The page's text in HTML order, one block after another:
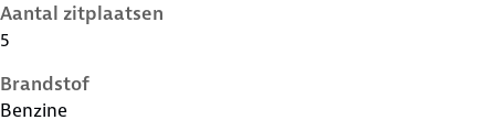
Aantal zitplaatsen
5
Brandstof
Benzine